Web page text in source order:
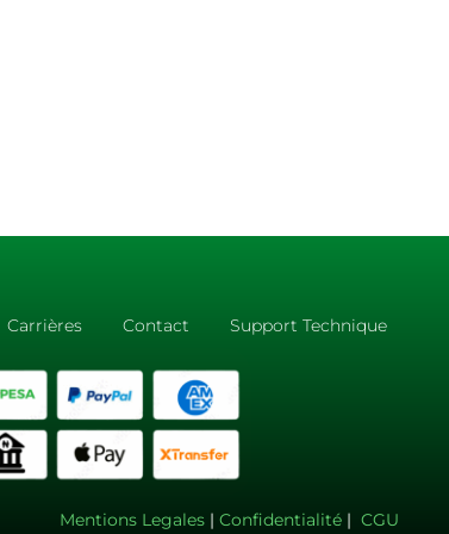
Carrières Contact Support Technique
Mentions Legales | Confidentialité | CGU